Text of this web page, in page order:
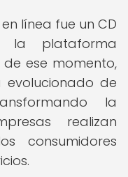
línea fue un CD
la plataforma
de ese momento,
evolucionado de
la
realizan
consumidores